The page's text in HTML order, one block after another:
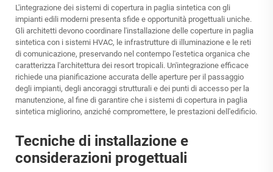
L'integrazione dei sistemi di copertura in paglia sintetica con gli
impianti edili moderni presenta sfide e opportunità progettuali uniche.
Gli architetti devono coordinare l'installazione delle coperture in paglia
sintetica con i sistemi HVAC, le infrastrutture di illuminazione e le reti
di comunicazione, preservando nel contempo l'estetica organica che
caratterizza l'architettura dei resort tropicali. Un'integrazione efficace
richiede una pianificazione accurata delle aperture per il passaggio
degli impianti, degli ancoraggi strutturali e dei punti di accesso per la
manutenzione, al fine di garantire che i sistemi di copertura in paglia
sintetica migliorino, anziché compromettere, le prestazioni dell'edificio.
Tecniche di installazione e
considerazioni progettuali